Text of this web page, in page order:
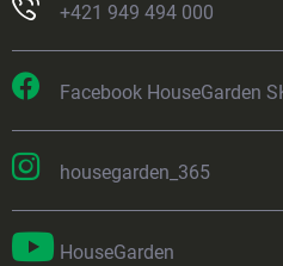
+421 949 494 000
Facebook HouseGarden
housegarden_365
HouseGarden